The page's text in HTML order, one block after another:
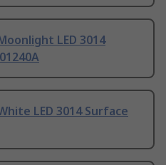
LED 3014
LED 3014 Surface